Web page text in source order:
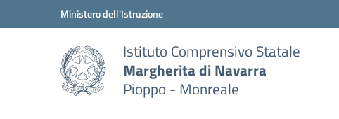
Vai ai contenuti
Vai al menu di navigazione
Ministero dell'Istruzione
Istituto Comprensivo Statale
Margherita di Navarra
Pioppo - Monreale